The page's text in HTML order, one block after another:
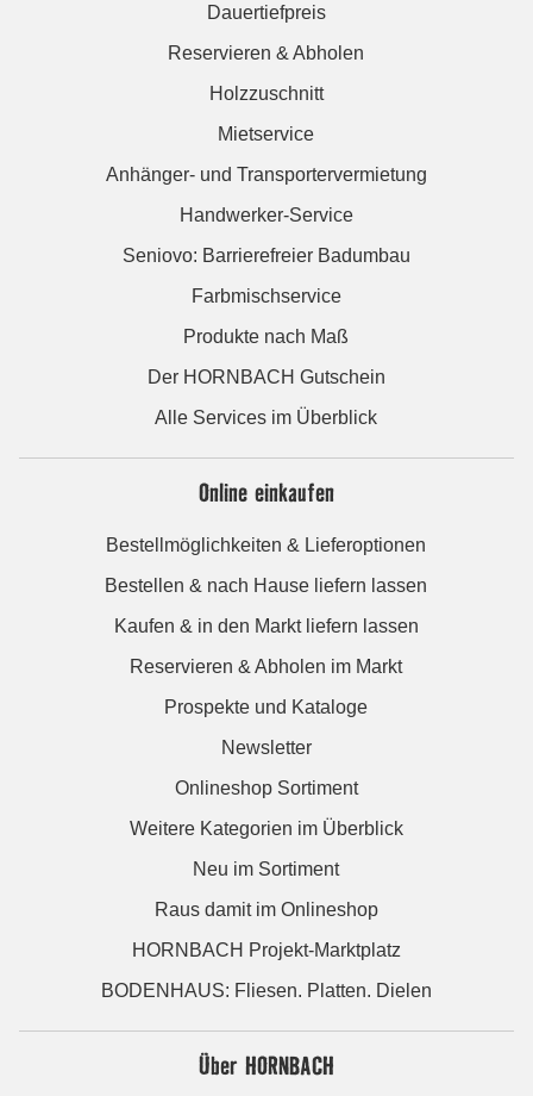
Dauertiefpreis
Reservieren & Abholen
Holzzuschnitt
Mietservice
Anhänger- und Transportervermietung
Handwerker-Service
Seniovo: Barrierefreier Badumbau
Farbmischservice
Produkte nach Maß
Der HORNBACH Gutschein
Alle Services im Überblick
Online einkaufen
Bestellmöglichkeiten & Lieferoptionen
Bestellen & nach Hause liefern lassen
Kaufen & in den Markt liefern lassen
Reservieren & Abholen im Markt
Prospekte und Kataloge
Newsletter
Onlineshop Sortiment
Weitere Kategorien im Überblick
Neu im Sortiment
Raus damit im Onlineshop
HORNBACH Projekt-Marktplatz
BODENHAUS: Fliesen. Platten. Dielen
Über HORNBACH